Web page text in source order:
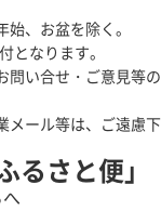
、お盆を除く。
となります。
い合せ・ご意見等
ール等は、ご遠慮
るさと便」